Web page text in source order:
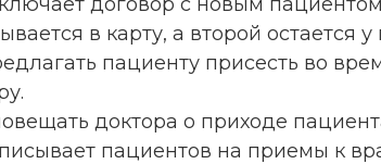
в карту, а второй остается у
пациенту присесть во
доктора о приходе
пациентов на приемы к